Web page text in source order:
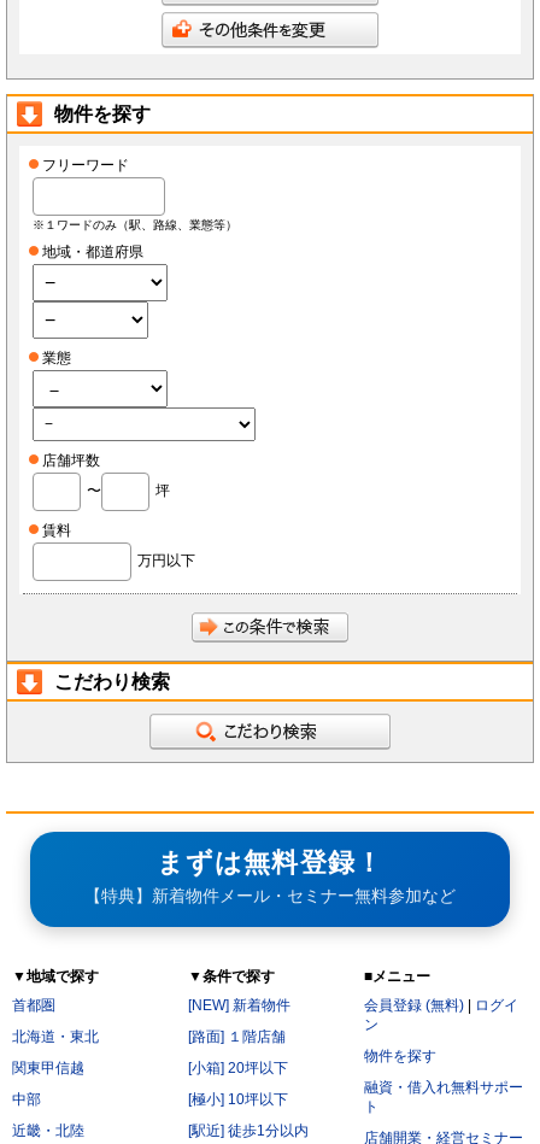
物件を探す
フリーワード
※１ワードのみ（駅、路線、業態等）
地域・都道府県
業態
店舗坪数
〜
坪
賃料
万円以下
こだわり検索
まずは無料登録！
【特典】新着物件メール・セミナー無料参加など
▼地域で探す
首都圏
北海道・東北
関東甲信越
中部
近畿・北陸
▼条件で探す
[NEW] 新着物件
[路面] １階店舗
[小箱] 20坪以下
[極小] 10坪以下
[駅近] 徒歩1分以内
■メニュー
会員登録 (無料) | ログイ
ン
物件を探す
融資・借入れ無料サポー
ト
店舗開業・経営セミナー